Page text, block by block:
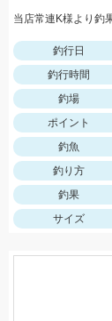
釣行日
釣行時間
釣場
ポイント
釣魚
釣り方
釣果
サイズ